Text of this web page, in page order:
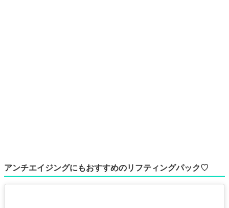
アンチエイジングにもおすすめのリフティングパック♡